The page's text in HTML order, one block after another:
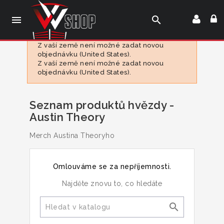
 search
Z vaší země není možné zadat novou
objednávku (United States).
Z vaší země není možné zadat novou
objednávku (United States).
Seznam produktů hvězdy -
Austin Theory
Merch Austina Theoryho
Omlouváme se za nepříjemnosti.
Najděte znovu to, co hledáte
search